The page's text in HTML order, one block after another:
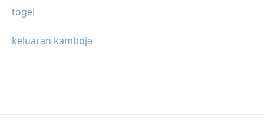
togel
keluaran kamboja